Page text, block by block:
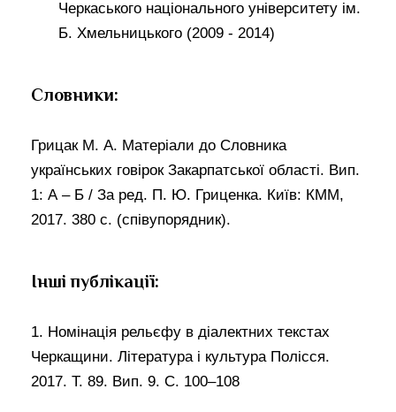
Черкаського національного університету ім.
Б. Хмельницького (2009 - 2014)
Словники:
Грицак М. А. Матеріали до Словника
українських говірок Закарпатської області. Вип.
1: А – Б / За ред. П. Ю. Гриценка. Київ: КММ,
2017. 380 с. (співупорядник).
Інші публікації:
1. Номінація рельєфу в діалектних текстах
Черкащини. Література і культура Полісся.
2017. Т. 89. Вип. 9. С. 100–108